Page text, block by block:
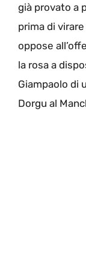
già provato a
prima di
oppose
la rosa a
Giampaolo di
Dorgu al